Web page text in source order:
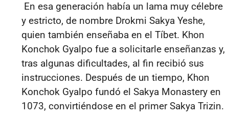
En esa generación había un lama muy célebre
y estricto, de nombre Drokmi Sakya Yeshe,
quien también enseñaba en el Tíbet. Khon
Konchok Gyalpo fue a solicitarle enseñanzas y,
tras algunas dificultades, al fin recibió sus
instrucciones. Después de un tiempo, Khon
Konchok Gyalpo fundó el Sakya Monastery en
1073, convirtiéndose en el primer Sakya Trizin.